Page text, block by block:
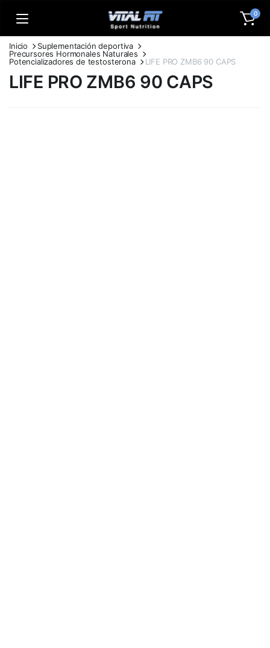
0
Inicio
Suplementación deportiva
Precursores Hormonales Naturales
Potencializadores de testosterona
LIFE PRO ZMB6 90 CAPS
LIFE PRO ZMB6 90 CAPS